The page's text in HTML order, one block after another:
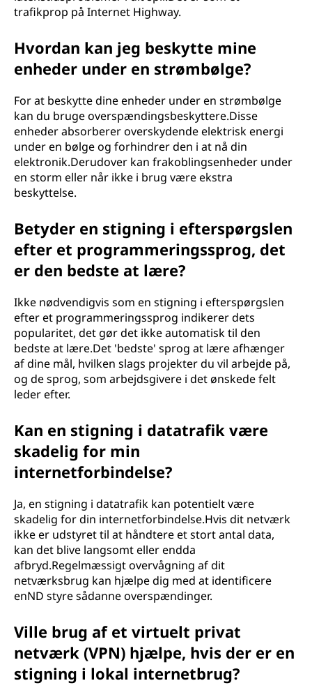
trafikprop på Internet Highway.
Hvordan kan jeg beskytte mine
enheder under en strømbølge?
For at beskytte dine enheder under en strømbølge
kan du bruge overspændingsbeskyttere.Disse
enheder absorberer overskydende elektrisk energi
under en bølge og forhindrer den i at nå din
elektronik.Derudover kan frakoblingsenheder under
en storm eller når ikke i brug være ekstra
beskyttelse.
Betyder en stigning i efterspørgslen
efter et programmeringssprog, det
er den bedste at lære?
Ikke nødvendigvis som en stigning i efterspørgslen
efter et programmeringssprog indikerer dets
popularitet, det gør det ikke automatisk til den
bedste at lære.Det 'bedste' sprog at lære afhænger
af dine mål, hvilken slags projekter du vil arbejde på,
og de sprog, som arbejdsgivere i det ønskede felt
leder efter.
Kan en stigning i datatrafik være
skadelig for min
internetforbindelse?
Ja, en stigning i datatrafik kan potentielt være
skadelig for din internetforbindelse.Hvis dit netværk
ikke er udstyret til at håndtere et stort antal data,
kan det blive langsomt eller endda
afbryd.Regelmæssigt overvågning af dit
netværksbrug kan hjælpe dig med at identificere
enND styre sådanne overspændinger.
Ville brug af et virtuelt privat
netværk (VPN) hjælpe, hvis der er en
stigning i lokal internetbrug?